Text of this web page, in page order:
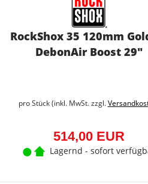
RockShox 35 120mm
DebonAir Boost 29"
pro Stück (inkl. MwSt. zzgl.
514,00 EUR
Lagernd - sofort